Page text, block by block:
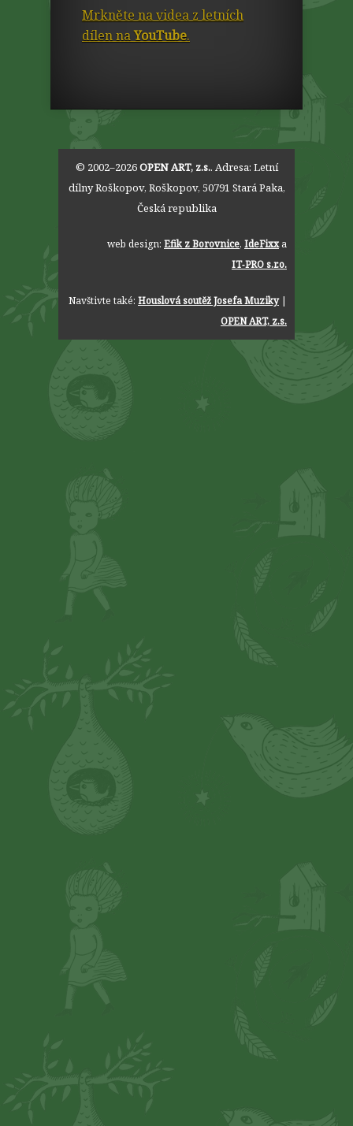
Mrkněte na videa z letních
dílen naYouTube.
© 2002–2026OPEN ART, z.s.. Adresa: Letní
dílny Roškopov, Roškopov, 50791 Stará Paka,
Česká republika
web design: Efik z Borovnice, IdeFixxa
IT‑PRO s.r.o.
Navštivte také: Houslová soutěž Josefa Muziky|
OPEN ART, z.s.